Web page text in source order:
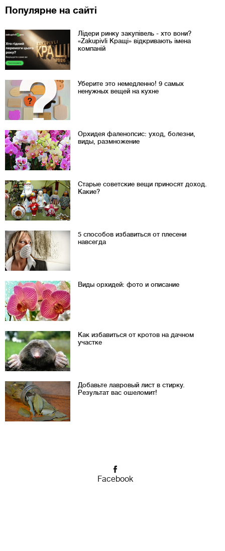
Популярне на сайті
Лідери ринку закупівель - хто вони?
«Zakupivli Кращі» відкривають імена
компаній
Уберите это немедленно! 9 самых
ненужных вещей на кухне
Орхидея фаленопсис: уход, болезни,
виды, размножение
Старые советские вещи приносят доход.
Какие?
5 способов избавиться от плесени
навсегда
Виды орхидей: фото и описание
Как избавиться от кротов на дачном
участке
Добавьте лавровый лист в стирку.
Результат вас ошеломит!
Facebook